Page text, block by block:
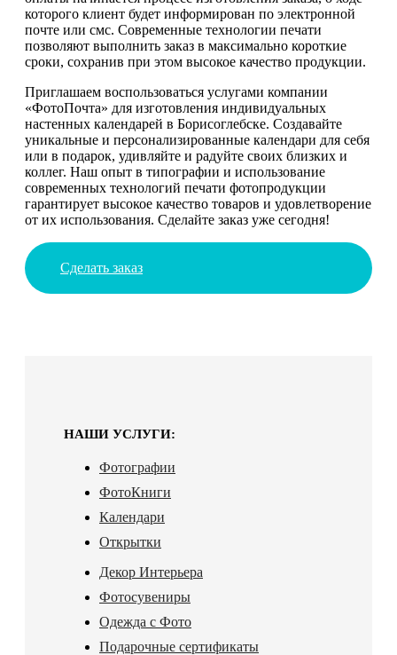
которого клиент будет информирован по электронной
почте или смс. Современные технологии печати
позволяют выполнить заказ в максимально короткие
сроки, сохранив при этом высокое качество продукции.
Приглашаем воспользоваться услугами компании
«ФотоПочта» для изготовления индивидуальных
настенных календарей в Борисоглебске. Создавайте
уникальные и персонализированные календари для себя
или в подарок, удивляйте и радуйте своих близких и
коллег. Наш опыт в типографии и использование
современных технологий печати фотопродукции
гарантирует высокое качество товаров и удовлетворение
от их использования. Сделайте заказ уже сегодня!
Сделать заказ
НАШИ УСЛУГИ:
Фотографии
ФотоКниги
Календари
Открытки
Декор Интерьера
Фотосувениры
Одежда с Фото
Подарочные сертификаты